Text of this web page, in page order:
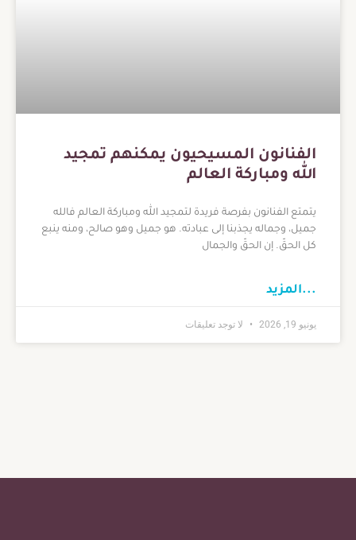
الفنانون المسيحيون يمكنهم تمجيد
الله ومباركة العالم
يتمتع الفنانون بفرصة فريدة لتمجيد الله ومباركة العالم فالله
جميل، وجماله يجذبنا إلى عبادته. هو جميل وهو صالح، ومنه ينبع
كل الحقّ. إن الحقّ والجمال
...المزيد
يونيو 19, 2026 لا توجد تعليقات